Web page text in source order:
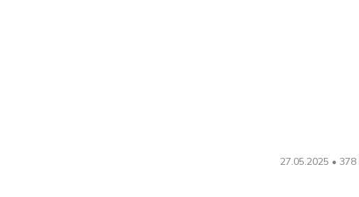
27.05.2025 • 378